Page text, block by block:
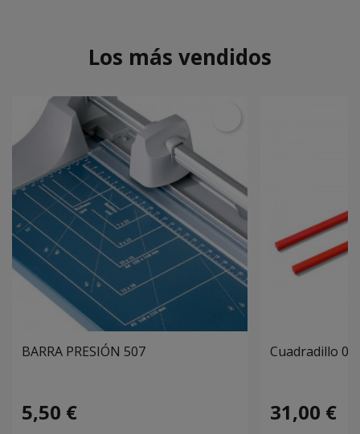
Los más vendidos
BARRA PRESIÓN 507
5,50 €
Cuadradillo
31,00 €